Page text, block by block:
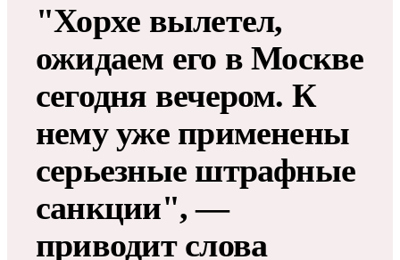
"Хорхе вылетел,
ожидаем его в Москве
сегодня вечером. К
нему уже применены
серьезные штрафные
санкции", —
приводит слова